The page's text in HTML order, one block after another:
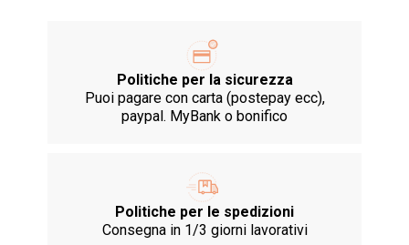
Politiche per la sicurezza
Puoi pagare con carta (postepay ecc),
paypal. MyBank o bonifico
Politiche per le spedizioni
Consegna in 1/3 giorni lavorativi